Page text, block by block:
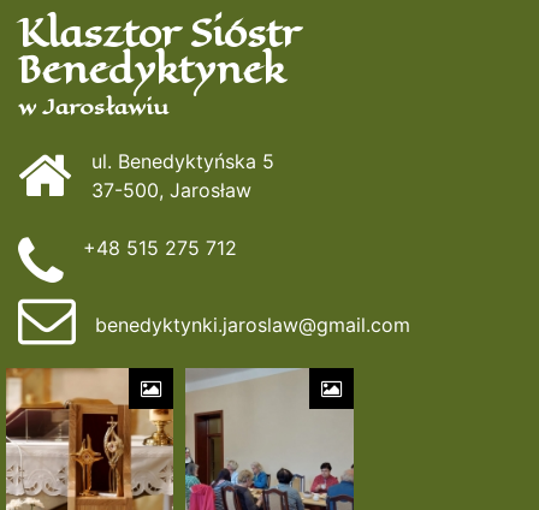
Klasztor Sióstr
Benedyktynek
w Jarosławiu
ul. Benedyktyńska 5
37-500, Jarosław
+48 515 275 712
benedyktynki.jaroslaw@gmail.com